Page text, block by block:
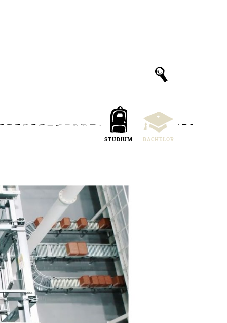
STUDIUM BACHELOR